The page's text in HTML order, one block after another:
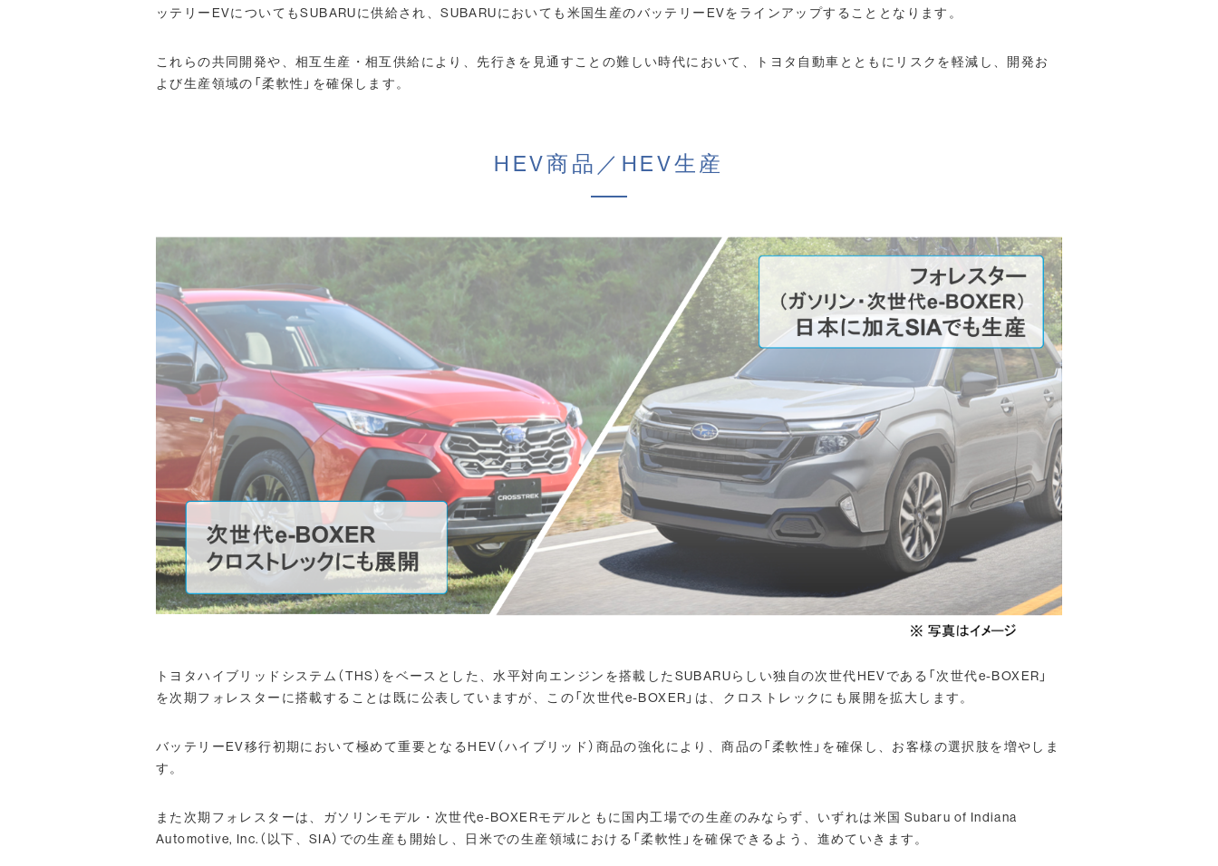
ッテリーEVについてもSUBARUに供給され、SUBARUにおいても米国生産のバッテリーEVをラインアップすることとなります。
これらの共同開発や、相互生産・相互供給により、先行きを見通すことの難しい時代において、トヨタ自動車とともにリスクを軽減し、開発お
よび生産領域の「柔軟性」を確保します。
HEV商品／HEV生産
トヨタハイブリッドシステム（THS）をベースとした、水平対向エンジンを搭載したSUBARUらしい独自の次世代HEVである「次世代e-BOXER」
を次期フォレスターに搭載することは既に公表していますが、この「次世代e-BOXER」は、クロストレックにも展開を拡大します。
バッテリーEV移行初期において極めて重要となるHEV（ハイブリッド）商品の強化により、商品の「柔軟性」を確保し、お客様の選択肢を増やしま
す。
また次期フォレスターは、ガソリンモデル・次世代e-BOXERモデルともに国内工場での生産のみならず、いずれは米国 Subaru of Indiana
Automotive, Inc.（以下、SIA）での生産も開始し、日米での生産領域における「柔軟性」を確保できるよう、進めていきます。